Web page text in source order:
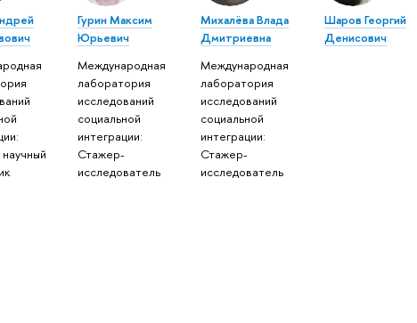
Гурин Максим
Юрьевич
Международная
лаборатория
исследований
социальной
интеграции:
Стажер-
исследователь
Михалёва Влада
Дмитриевна
Международная
лаборатория
исследований
социальной
интеграции:
Стажер-
исследователь
Шаров Георгий
Денисович